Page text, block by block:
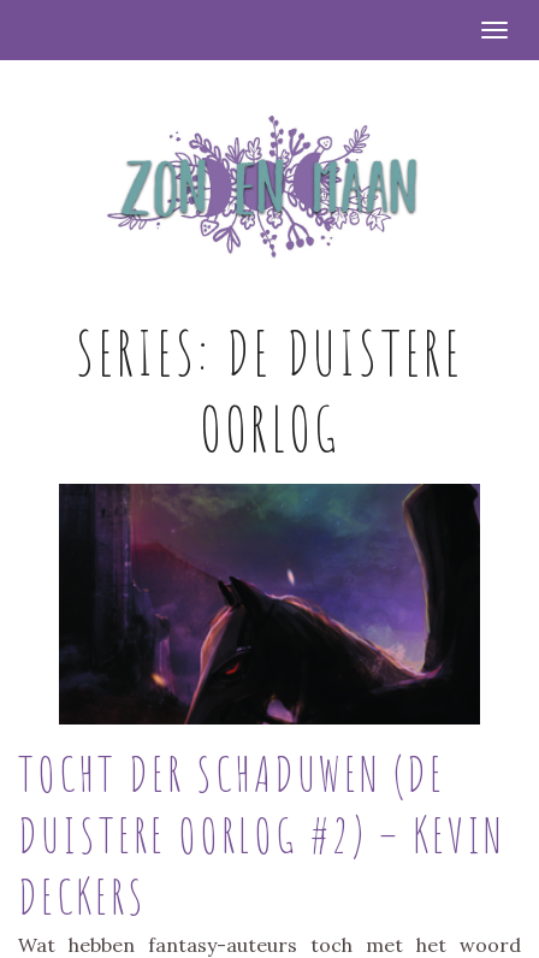
SERIES: DE DUISTERE
OORLOG
TOCHT DER SCHADUWEN (DE
DUISTERE OORLOG #2) – KEVIN
DECKERS
Wat hebben fantasy-auteurs toch met het woord